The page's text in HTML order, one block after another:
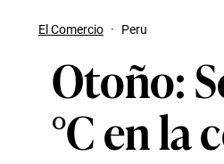
El Comercio · Peru
Otoño:
°C en la